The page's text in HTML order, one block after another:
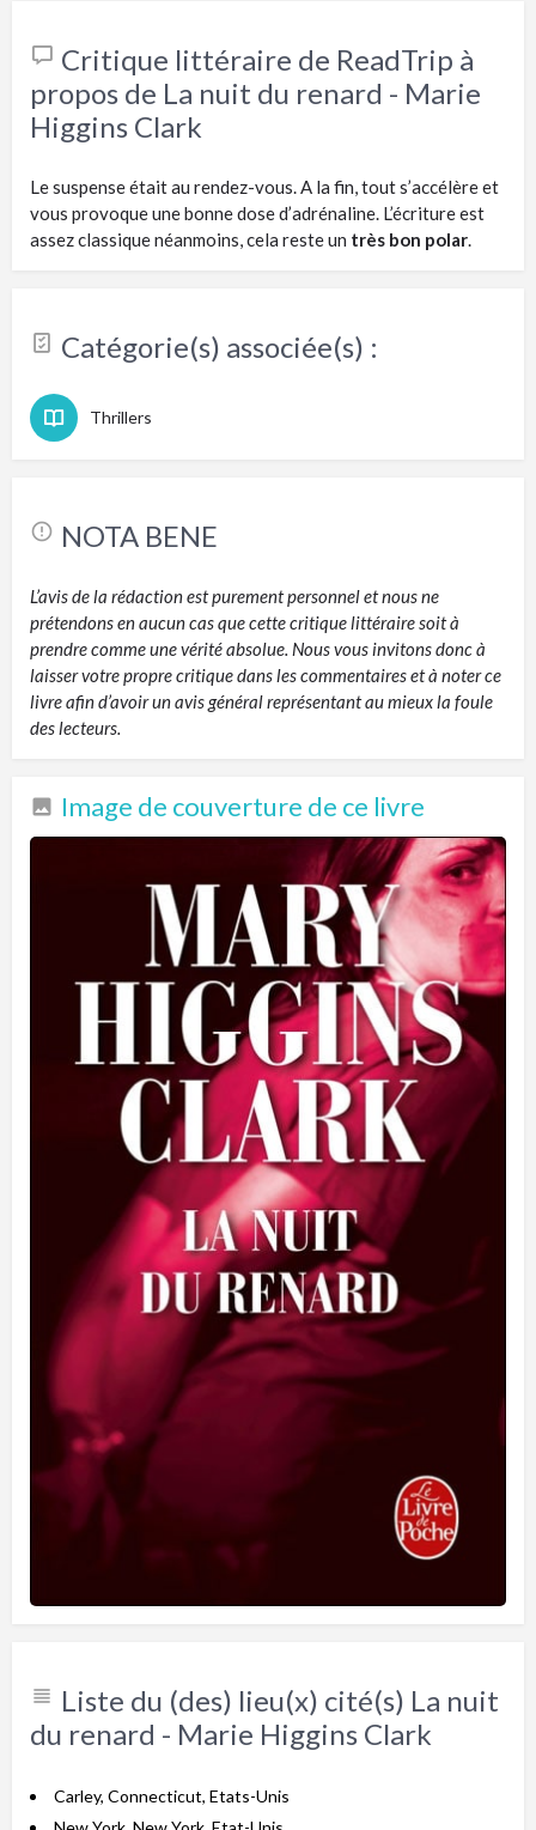
Critique littéraire de ReadTrip à
propos de La nuit du renard - Marie
Higgins Clark
Le suspense était au rendez-vous. A la fin, tout s’accélère et
vous provoque une bonne dose d’adrénaline. L’écriture est
assez classique néanmoins, cela reste un très bon polar
Catégorie(s) associée(s) :
Thrillers
NOTA BENE
L’avis de la rédaction est purement personnel et nous ne
prétendons en aucun cas que cette critique littéraire soit à
prendre comme une vérité absolue. Nous vous invitons donc à
laisser votre propre critique dans les commentaires et à noter ce
livre afin d’avoir un avis général représentant au mieux la foule
des lecteurs.
Image de couverture de ce livre
Liste du (des) lieu(x) cité(s) La nuit
du renard - Marie Higgins Clark
Carley, Connecticut, Etats-Unis